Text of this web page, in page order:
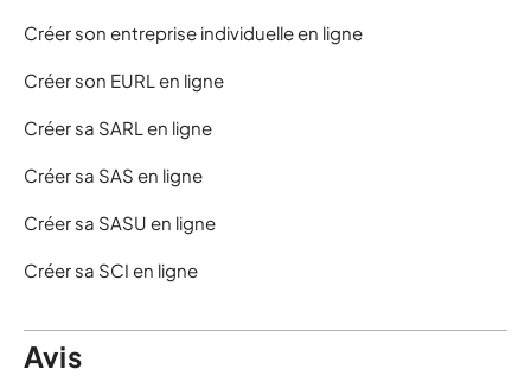
Créer son entreprise individuelle en ligne
Créer son EURL en ligne
Créer sa SARL en ligne
Créer sa SAS en ligne
Créer sa SASU en ligne
Créer sa SCI en ligne
Avis